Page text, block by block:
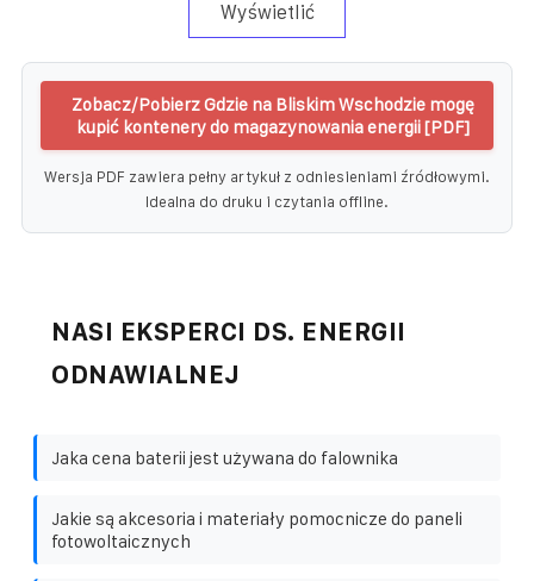
Wyświetlić
Zobacz/Pobierz Gdzie na Bliskim Wschodzie mogę
kupić kontenery do magazynowania energii [PDF]
Wersja PDF zawiera pełny artykuł z odniesieniami źródłowymi.
Idealna do druku i czytania offline.
NASI EKSPERCI DS. ENERGII
ODNAWIALNEJ
Jaka cena baterii jest używana do falownika
Jakie są akcesoria i materiały pomocnicze do paneli
fotowoltaicznych